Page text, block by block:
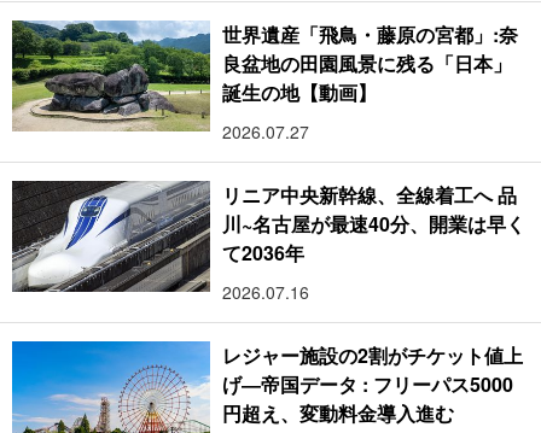
世界遺産「飛鳥・藤原の宮都」:奈
良盆地の田園風景に残る「日本」
誕生の地【動画】
2026.07.27
リニア中央新幹線、全線着工へ 品
川~名古屋が最速40分、開業は早く
て2036年
2026.07.16
レジャー施設の2割がチケット値上
げ―帝国データ : フリーパス5000
円超え、変動料金導入進む